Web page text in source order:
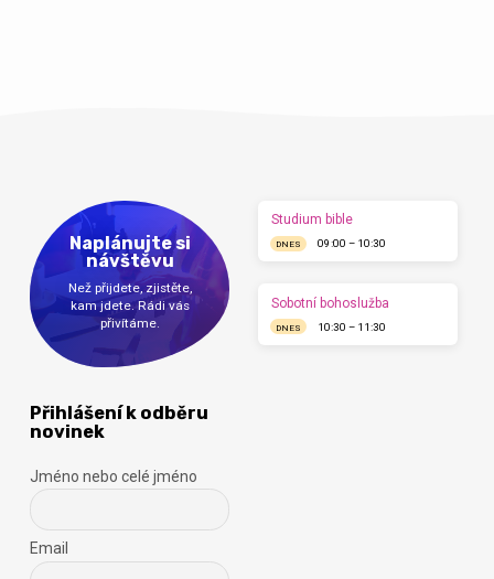
Naplánujte si
návštěvu
Než přijdete, zjistěte,
kam jdete. Rádi vás
přivítáme.
Studium bible
DNES 09:00 – 10:30
Sobotní bohoslužba
DNES 10:30 – 11:30
Přihlášení k odběru
novinek
Jméno nebo celé jméno
Email